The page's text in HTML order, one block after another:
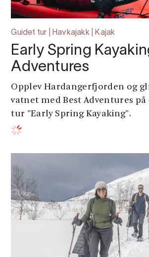
Guidet tur | Havkajakk | Kajak
Early Spring
Adventures
Opplev Hardangerfjorden og
vatnet med Best Adventures
tur "Early Spring Kayaking".